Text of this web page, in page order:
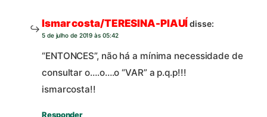
Ismar costa/TERESINA-PIAUÍdisse:
5 de julho de 2019 às 05:42
“ENTONCES”, não há a mínima necessidade de
consultar o….o….o “VAR” a p.q.p!!!
ismarcosta!!
Responder